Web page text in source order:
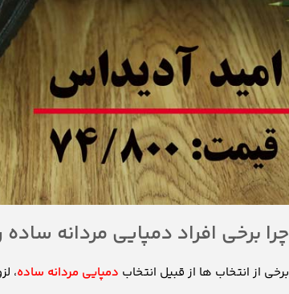
چرا برخی افراد دمپایی مردانه
برخی از انتخاب ها از قبیل انتخاب دمپایی مردانه ساده،